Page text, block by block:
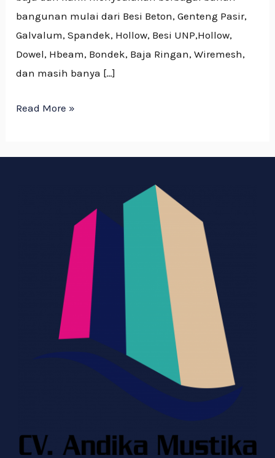
bangunan mulai dari Besi Beton, Genteng Pasir,
Galvalum, Spandek, Hollow, Besi UNP,Hollow,
Dowel, Hbeam, Bondek, Baja Ringan, Wiremesh,
dan masih banya […]
Read More »